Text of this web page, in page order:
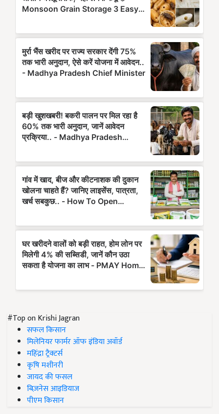
#Top on Krishi Jagran
सफल किसान
मिलेनियर फार्मर ऑफ इंडिया अवॉर्ड
महिंद्रा ट्रैक्टर्स
कृषि मशीनरी
जायद की फसल
बिज़नेस आइडियाज
पीएम किसान